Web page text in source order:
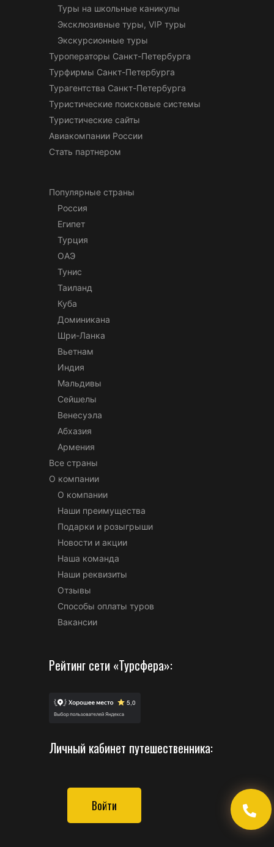
Туры на школьные каникулы
Эксклюзивные туры, VIP туры
Экскурсионные туры
Туроператоры Санкт-Петербурга
Турфирмы Санкт-Петербурга
Турагентства Санкт-Петербурга
Туристические поисковые системы
Туристические сайты
Авиакомпании России
Стать партнером
Популярные страны
Россия
Египет
Турция
ОАЭ
Тунис
Таиланд
Куба
Доминикана
Шри-Ланка
Вьетнам
Индия
Мальдивы
Сейшелы
Венесуэла
Абхазия
Армения
Все страны
О компании
О компании
Наши преимущества
Подарки и розыгрыши
Новости и акции
Наша команда
Наши реквизиты
Отзывы
Способы оплаты туров
Вакансии
Рейтинг сети «Турсфера»:
Личный кабинет путешественника:
Войти